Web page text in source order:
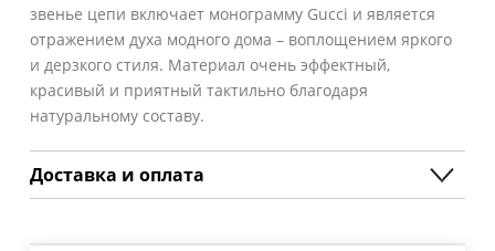
звенье цепи включает монограмму Gucci и является
отражением духа модного дома – воплощением яркого
и дерзкого стиля. Материал очень эффектный,
красивый и приятный тактильно благодаря
натуральному составу.
Доставка и оплата